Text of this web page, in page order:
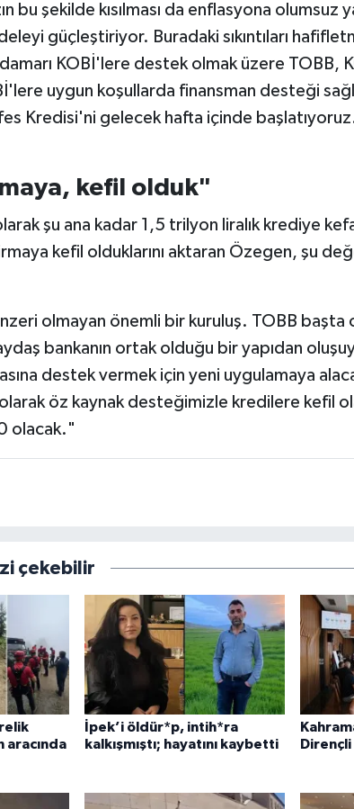
bu şekilde kısılması da enflasyona olumsuz
güçleştiriyor. Buradaki sıkıntıları
KOBİ'lere destek olmak üzere TOBB,
uygun koşullarda finansman desteği
Kredisi'ni gelecek hafta içinde
kefil olduk"
şu ana kadar 1,5 trilyon liralık krediye
kefil olduklarını aktaran Özegen, şu
olmayan önemli bir kuruluş. TOBB başta
bankanın ortak olduğu bir yapıdan
destek vermek için yeni uygulamaya
öz kaynak desteğimizle kredilere kefil
olacak."
çekebilir
aracında
İpek’i öldür*p, intih*ra
kalkışmıştı; hayatını kaybetti
Dirençli